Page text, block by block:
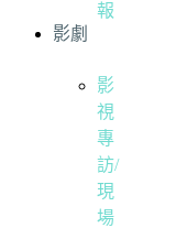
報
影劇
影
視
專
訪/
現
場